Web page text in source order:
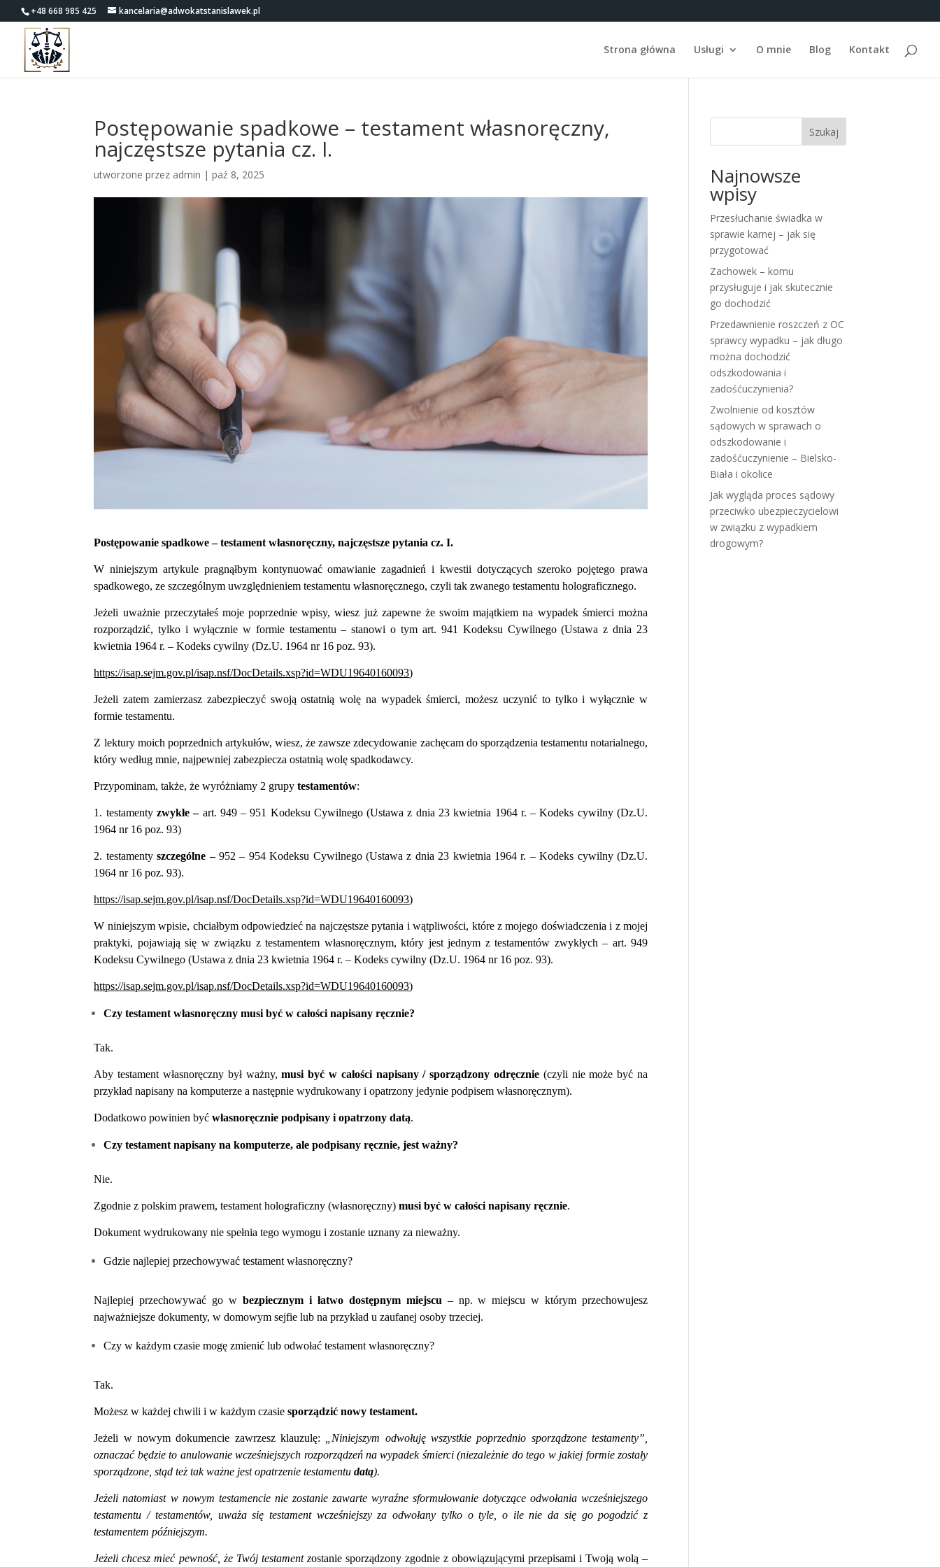
+48 668 985 425 kancelaria@adwokatstanislawek.pl
Strona główna Usługi O mnie Blog Kontakt
Postępowanie spadkowe – testament własnoręczny,
najczęstsze pytania cz. I.
utworzone przez admin |paź 8, 2025
Postępowanie spadkowe – testament własnoręczny, najczęstsze pytania cz. I.
W niniejszym artykule pragnąłbym kontynuować omawianie zagadnień i kwestii dotyczących szeroko pojętego prawa
spadkowego, ze szczególnym uwzględnieniem testamentu własnoręcznego, czyli tak zwanego testamentu holograficznego.
Jeżeli uważnie przeczytałeś moje poprzednie wpisy, wiesz już zapewne że swoim majątkiem na wypadek śmierci można
rozporządzić, tylko i wyłącznie w formie testamentu – stanowi o tym art. 941 Kodeksu Cywilnego (Ustawa z dnia 23
kwietnia 1964 r. – Kodeks cywilny (Dz.U. 1964 nr 16 poz. 93).
https://isap.sejm.gov.pl/isap.nsf/DocDetails.xsp?id=WDU19640160093)
Jeżeli zatem zamierzasz zabezpieczyć swoją ostatnią wolę na wypadek śmierci, możesz uczynić to tylko i wyłącznie w
formie testamentu.
Z lektury moich poprzednich artykułów, wiesz, że zawsze zdecydowanie zachęcam do sporządzenia testamentu notarialnego,
który według mnie, najpewniej zabezpiecza ostatnią wolę spadkodawcy.
Przypominam, także, że wyróżniamy 2 grupytestamentów:
1. testamenty zwykłe – art. 949 – 951 Kodeksu Cywilnego(Ustawa z dnia 23 kwietnia 1964 r. – Kodeks cywilny (Dz.U.
1964 nr 16 poz. 93)
2. testamentyszczególne –952 – 954 Kodeksu Cywilnego (Ustawa z dnia 23 kwietnia 1964 r. – Kodeks cywilny (Dz.U.
1964 nr 16 poz. 93).
https://isap.sejm.gov.pl/isap.nsf/DocDetails.xsp?id=WDU19640160093)
W niniejszym wpisie, chciałbym odpowiedzieć na najczęstsze pytania i wątpliwości, które z mojego doświadczenia i z mojej
praktyki, pojawiają się w związku z testamentem własnoręcznym, który jest jednym z testamentów zwykłych – art. 949
Kodeksu Cywilnego (Ustawa z dnia 23 kwietnia 1964 r. – Kodeks cywilny (Dz.U. 1964 nr 16 poz. 93).
https://isap.sejm.gov.pl/isap.nsf/DocDetails.xsp?id=WDU19640160093)
Czy testament własnoręczny musi być w całości napisany ręcznie?
Tak.
Aby testament własnoręczny był ważny,musi być w całości napisany / sporządzony odręcznie (czyli nie może być na
przykład napisany na komputerze a następnie wydrukowany i opatrzony jedynie podpisem własnoręcznym).
Dodatkowo powinien byćwłasnoręczniepodpisany i opatrzony datą.
Czy testament napisany na komputerze, ale podpisany ręcznie, jest ważny?
Nie.
Zgodnie z polskim prawem, testament holograficzny (własnoręczny)musi być w całości napisany ręcznie.
Dokument wydrukowany nie spełnia tego wymogu i zostanie uznany za nieważny.
Gdzie najlepiej przechowywać testament własnoręczny?
Najlepiej przechowywać go wbezpiecznym i łatwo dostępnym miejscu – np. w miejscu w którym przechowujesz
najważniejsze dokumenty, w domowym sejfie lub na przykład u zaufanej osoby trzeciej.
Czy w każdym czasie mogę zmienić lub odwołać testament własnoręczny?
Tak.
Możesz w każdej chwili i w każdym czasiesporządzić nowy testament.
Jeżeli w nowym dokumencie zawrzesz klauzulę:
„Niniejszym odwołuję wszystkie poprzednio sporządzone testamenty”,
oznaczać będzie to anulowanie wcześniejszych rozporządzeń na wypadek śmierci (niezależnie do tego w jakiej formie zostały
sporządzone, stąd też tak ważne jest opatrzenie testamentudatą).
Jeżeli natomiast w nowym testamencie nie zostanie zawarte wyraźne sformułowanie dotyczące odwołania wcześniejszego
testamentu / testamentów, uważa się testament wcześniejszy za odwołany tylko o tyle, o ile nie da się go pogodzić z
testamentem późniejszym.
Jeżeli chcesz mieć pewność, że Twój testament zostanie sporządzony zgodnie z obowiązującymi przepisami i Twoją wolą –
Szukaj
Najnowsze
wpisy
Przesłuchanie świadka w
sprawie karnej – jak się
przygotować
Zachowek – komu
przysługuje i jak skutecznie
go dochodzić
Przedawnienie roszczeń z OC
sprawcy wypadku – jak długo
można dochodzić
odszkodowania i
zadośćuczynienia?
Zwolnienie od kosztów
sądowych w sprawach o
odszkodowanie i
zadośćuczynienie – Bielsko-
Biała i okolice
Jak wygląda proces sądowy
przeciwko ubezpieczycielowi
w związku z wypadkiem
drogowym?